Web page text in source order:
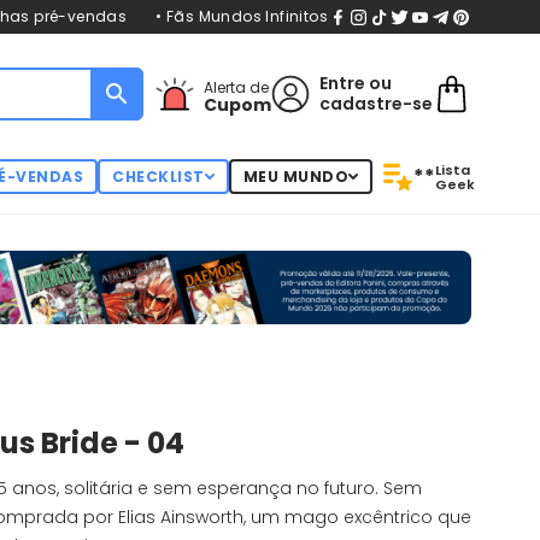
pré-vendas • Fãs Mundos Infinitos
Alerta de
Cupom
Entre ou
cadastre-se
VENDAS CHECKLIST MEU MUNDO **Lista
Geek
Bride - 04
anos, solitária e sem esperança no futuro. Sem
por Elias Ainsworth, um mago excêntrico que